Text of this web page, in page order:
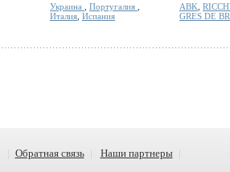
Украина Португалия
Италия Испания
ABK
GRES DE
Обратная связь Наши партнеры